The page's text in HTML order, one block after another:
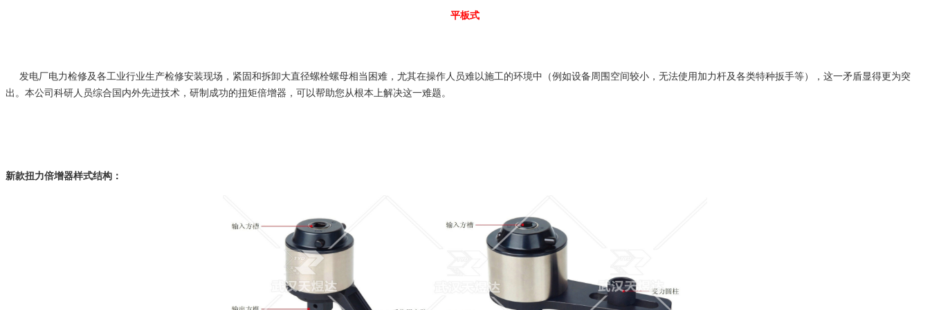
平板式
发电厂电力检修及各工业行业生产检修安装现场，紧固和拆卸大直径螺栓螺母相当困难，尤其在操作人员难以施工的环境中（例如设备周围空间较小，无法使用加力杆及各类特种扳手等），这一矛盾显得更为突
出。本公司科研人员综合国内外先进技术，研制成功的扭矩倍增器，可以帮助您从根本上解决这一难题。
新款扭力倍增器样式结构：